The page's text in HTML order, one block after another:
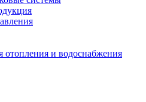
отопления и водоснабжения